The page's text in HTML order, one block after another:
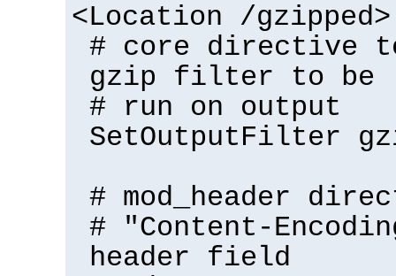
<Location /gzipped>
# core directive
gzip filter to be
# run on output
SetOutputFilter
# mod_header
# "Content-
header field